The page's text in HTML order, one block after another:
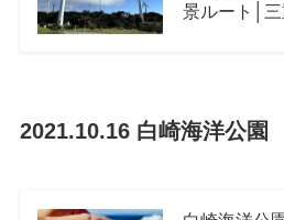
景ルート│
2021.10.16 白崎海洋公園